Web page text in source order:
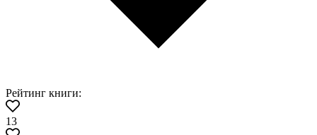
Рейтинг книги:
13